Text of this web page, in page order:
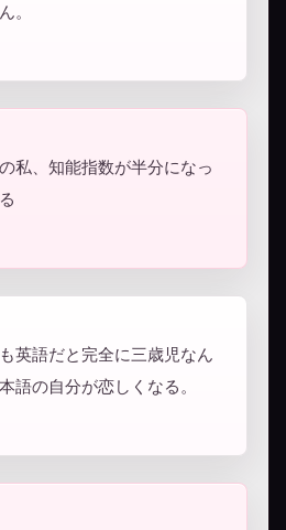
。
私、知能指数が半分になっ
英語だと完全に三歳児なん
の自分が恋しくなる。